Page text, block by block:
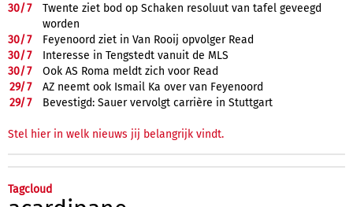
30/7
Twente ziet bod op Schaken resoluut van tafel geveegd
worden
30/7
Feyenoord ziet in Van Rooij opvolger Read
30/7
Interesse in Tengstedt vanuit de MLS
30/7
Ook AS Roma meldt zich voor Read
29/7
AZ neemt ook Ismail Ka over van Feyenoord
29/7 Bevestigd: Sauer vervolgt carrière in Stuttgart
Stel hier in welk nieuws jij belangrijk vindt.
Tagcloud